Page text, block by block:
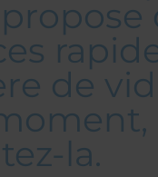
de
la.